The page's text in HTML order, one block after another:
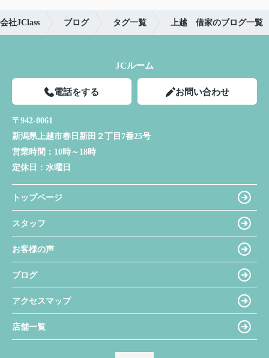
社JClass ブログ タグ一覧 上越 借家のブログ一覧
JCルーム
電話をする お問い合わせ
〒942-0061
新潟県上越市春日新田２丁目7番25号
営業時間： 10時～18時
定休日： 水曜日
トップページ
スタッフ
お客様の声
ブログ
アクセスマップ
店舗一覧